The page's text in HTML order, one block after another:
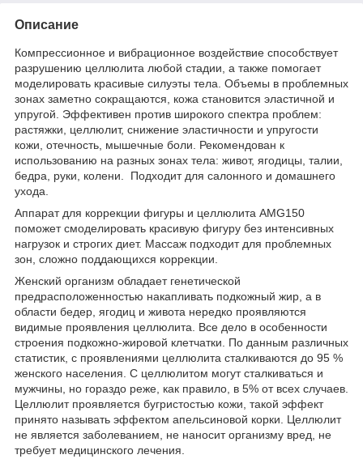
Описание
Компрессионное и вибрационное воздействие способствует
разрушению целлюлита любой стадии, а также помогает
моделировать красивые силуэты тела. Объемы в проблемных
зонах заметно сокращаются, кожа становится эластичной и
упругой. Эффективен против широкого спектра проблем:
растяжки, целлюлит, снижение эластичности и упругости
кожи, отечность, мышечные боли. Рекомендован к
использованию на разных зонах тела: живот, ягодицы, талии,
бедра, руки, колени. Подходит для салонного и домашнего
ухода.
Аппарат для коррекции фигуры и целлюлита AMG150
поможет смоделировать красивую фигуру без интенсивных
нагрузок и строгих диет. Массаж подходит для проблемных
зон, сложно поддающихся коррекции.
Женский организм обладает генетической
предрасположенностью накапливать подкожный жир, а в
области бедер, ягодиц и живота нередко проявляются
видимые проявления целлюлита. Все дело в особенности
строения подкожно-жировой клетчатки. По данным различных
статистик, с проявлениями целлюлита сталкиваются до 95 %
женского населения. С целлюлитом могут сталкиваться и
мужчины, но гораздо реже, как правило, в 5% от всех случаев.
Целлюлит проявляется бугристостью кожи, такой эффект
принято называть эффектом апельсиновой корки. Целлюлит
не является заболеванием, не наносит организму вред, не
требует медицинского лечения.